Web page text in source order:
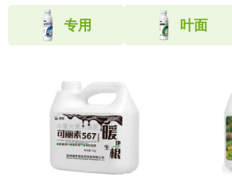
专用 叶面